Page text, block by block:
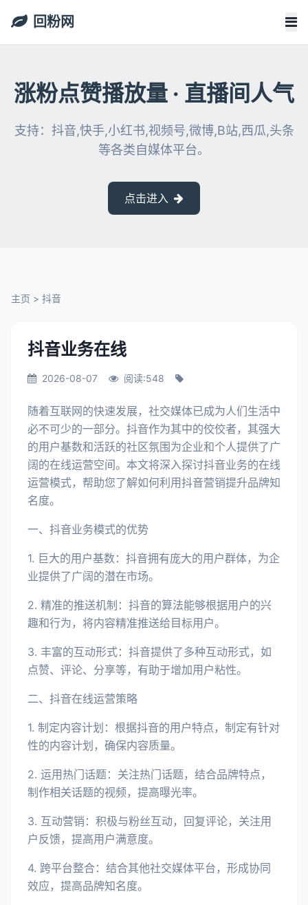
回粉网
涨粉点赞播放量 · 直播间人气
支持：抖音,快手,小红书,视频号,微博,B站,西瓜,头条
等各类自媒体平台。
点击进入
主页 > 抖音
抖音业务在线
2026-08-07 阅读:548
随着互联网的快速发展，社交媒体已成为人们生活中
必不可少的一部分。抖音作为其中的佼佼者，其强大
的用户基数和活跃的社区氛围为企业和个人提供了广
阔的在线运营空间。本文将深入探讨抖音业务的在线
运营模式，帮助您了解如何利用抖音营销提升品牌知
名度。
一、抖音业务模式的优势
1. 巨大的用户基数：抖音拥有庞大的用户群体，为企
业提供了广阔的潜在市场。
2. 精准的推送机制：抖音的算法能够根据用户的兴
趣和行为，将内容精准推送给目标用户。
3. 丰富的互动形式：抖音提供了多种互动形式，如
点赞、评论、分享等，有助于增加用户粘性。
二、抖音在线运营策略
1. 制定内容计划：根据抖音的用户特点，制定有针对
性的内容计划，确保内容质量。
2. 运用热门话题：关注热门话题，结合品牌特点，
制作相关话题的视频，提高曝光率。
3. 互动营销：积极与粉丝互动，回复评论，关注用
户反馈，提高用户满意度。
4. 跨平台整合：结合其他社交媒体平台，形成协同
效应，提高品牌知名度。